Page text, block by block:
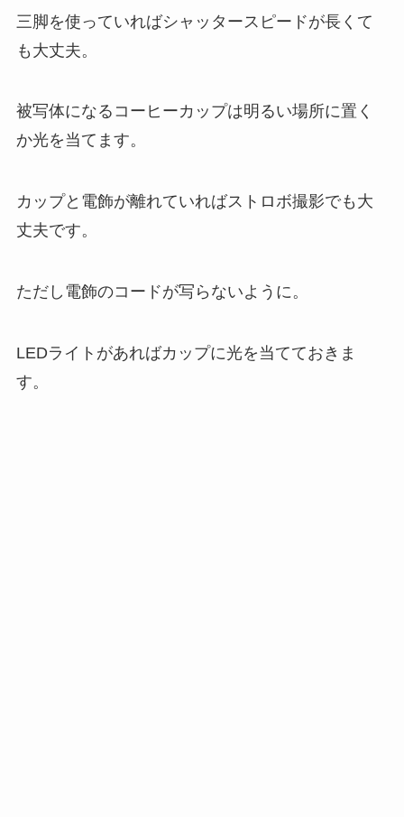
三脚を使っていればシャッタースピードが長くて
も大丈夫。
被写体になるコーヒーカップは明るい場所に置く
か光を当てます。
カップと電飾が離れていればストロボ撮影でも大
丈夫です。
ただし電飾のコードが写らないように。
LEDライトがあればカップに光を当てておきま
す。